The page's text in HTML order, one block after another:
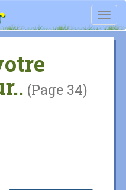
(Page 34)